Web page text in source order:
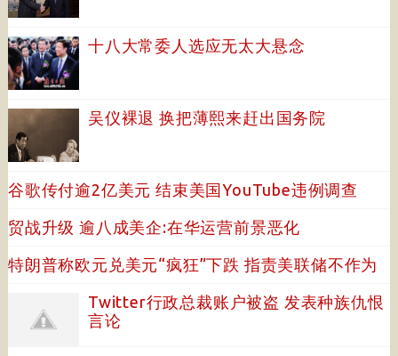
十八大常委人选应无太大悬念
吴仪裸退 换把薄熙来赶出国务院
谷歌传付逾2亿美元 结束美国YouTube违例调查
贸战升级 逾八成美企:在华运营前景恶化
特朗普称欧元兑美元“疯狂”下跌 指责美联储不作为
Twitter行政总裁账户被盗 发表种族仇恨
言论